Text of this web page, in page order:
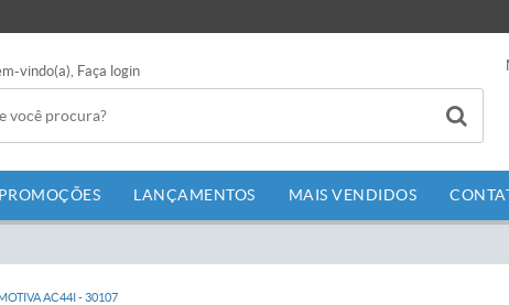
vindo(a), Faça login
PROMOÇÕES LANÇAMENTOS MAIS VENDIDOS
AC44I - 30107